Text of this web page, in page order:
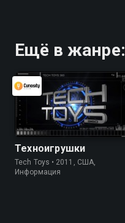
Ещё в
Техноигрушки
Tech Toys • 2011, США,
Информация